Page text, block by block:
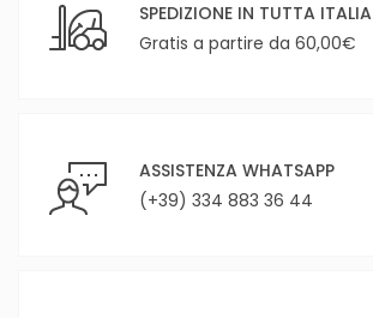
SPEDIZIONE IN TUTTA ITALIA
Gratis a partire da 60,00€
ASSISTENZA WHATSAPP
(+39) 334 883 36 44